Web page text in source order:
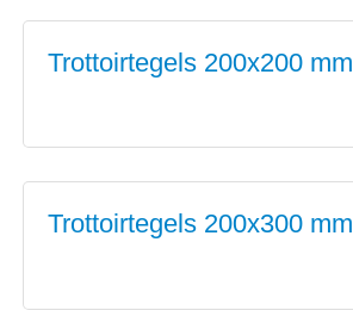
Trottoirtegels 200x200 mm
Trottoirtegels 200x300 mm